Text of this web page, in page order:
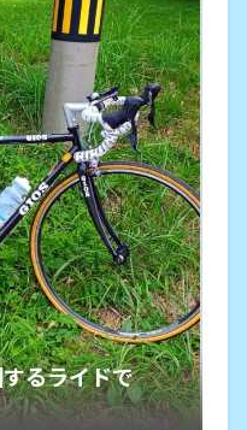
るライドで